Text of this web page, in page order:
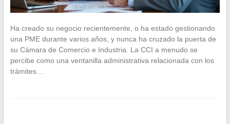
Ha creado su negocio recientemente, o ha estado gestionando
una PME durante varios años, y nunca ha cruzado la puerta de
su Cámara de Comercio e Industria. La CCI a menudo se
percibe como una ventanilla administrativa relacionada con los
trámites…